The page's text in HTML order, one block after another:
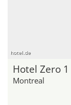
hotel.de
Hotel Zero 1
Montreal